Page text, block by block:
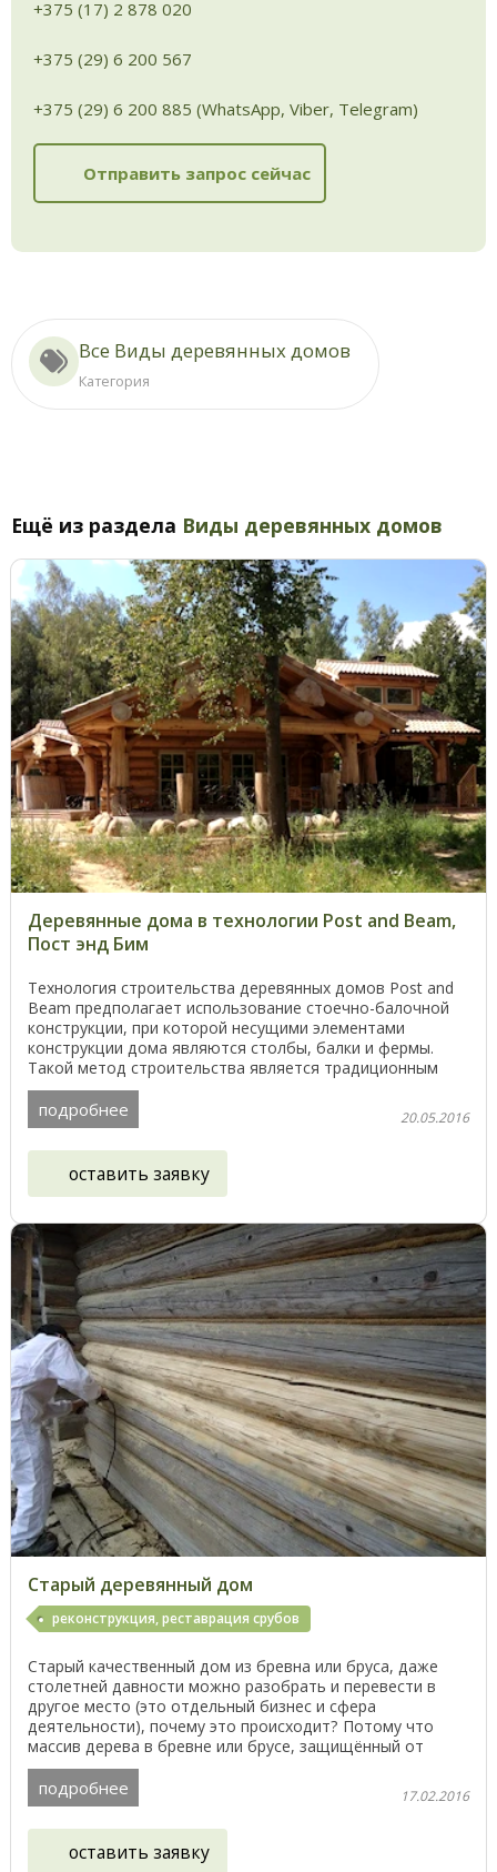
+375 (17) 2 878 020
+375 (29) 6 200 567
+375 (29) 6 200 885 (WhatsApp, Viber, Telegram)
Отправить запрос сейчас
Все Виды деревянных домов
Категория
Ещё из раздела Виды деревянных домов
Деревянные дома в технологии Post and Beam,
Пост энд Бим
Технология строительства деревянных домов Post and
Beam предполагает использование стоечно-балочной
конструкции, при которой несущими элементами
конструкции дома являются столбы, балки и фермы.
Такой метод строительства является традиционным
для ...
подробнее 20.05.2016
оставить заявку
Старый деревянный дом
реконструкция, реставрация срубов
Старый качественный дом из бревна или бруса, даже
столетней давности можно разобрать и перевести в
другое место (это отдельный бизнес и сфера
деятельности), почему это происходит? Потому что
массив дерева в бревне или брусе, защищённый от
влаги ...
подробнее 17.02.2016
оставить заявку